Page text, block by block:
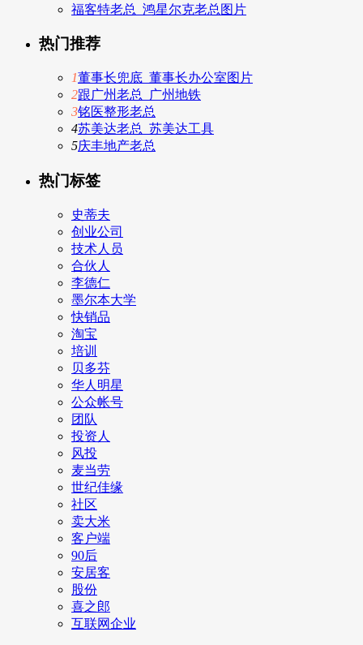
福客特老总_鸿星尔克老总图片
热门推荐
1董事长兜底_董事长办公室图片
2跟广州老总_广州地铁
3铭医整形老总
4苏美达老总_苏美达工具
5庆丰地产老总
热门标签
史蒂夫
创业公司
技术人员
合伙人
李德仁
墨尔本大学
快销品
淘宝
培训
贝多芬
华人明星
公众帐号
团队
投资人
风投
麦当劳
世纪佳缘
社区
卖大米
客户端
90后
安居客
股份
喜之郎
互联网企业